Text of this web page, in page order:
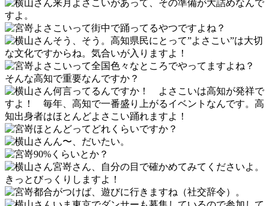
来月よさこいがあって、その準備が大詰めなんで
すよ。
よさこいって街中で踊ってるやつですよね？
そう、そう。高知県民にとって”よさこい”は大切
な文化ですからね。気合いが入りますよ！
よさこいって全国色々なところでやってますよね？
そんな高知で重要なんですか？
何言ってるんですか！ よさこいは高知が発祥で
すよ！ 毎年、高知で一番盛り上がるイベントなんです。高
知出身者はほとんどよさこい踊れますよ！
ほとんどってどれくらいですか？
ん〜、だいたい。
90%くらいとか？
宮嵜さん、自分の目で確かめてみてくださいよ。
きっとびっくりしますよ！
都合がつけば、遊びに行きますね（社交辞令）。